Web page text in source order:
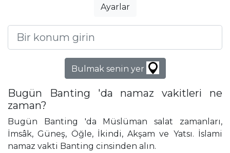
Ayarlar
Bulmak senin yer
Bugün Banting 'da namaz vakitleri ne
zaman?
Bugün Banting 'da Müslüman salat zamanları,
İmsâk, Güneş, Öğle, İkindi, Akşam ve Yatsı. İslami
namaz vakti Banting cinsinden alın.